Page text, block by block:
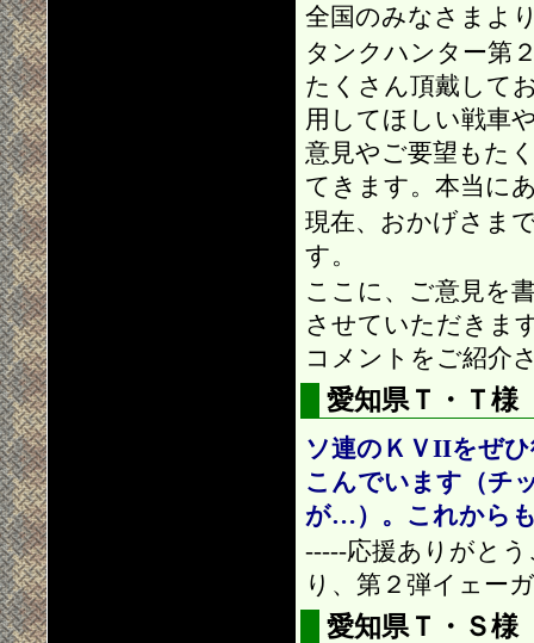
全国のみなさまよ
タンクハンター第
たくさん頂戴して
用してほしい戦車
意見やご要望もた
てきます。本当に
現在、おかげさま
す。
ここに、ご意見を
させていただきま
コメントをご紹介
愛知県Ｔ・Ｔ様
ソ連のＫＶIIをぜ
こんでいます（チ
が…）。これから
-----応援ありがと
り、第２弾イェー
愛知県Ｔ・Ｓ様